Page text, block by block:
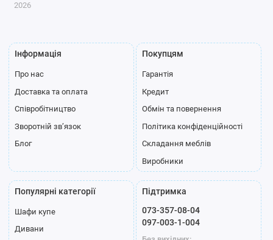
2026
Інформація
Про нас
Доставка та оплата
Співробітництво
Зворотній зв’язок
Блог
Покупцям
Гарантія
Кредит
Обмін та повернення
Політика конфіденційності
Складання меблів
Виробники
Популярні категорії
Шафи купе
Дивани
Підтримка
073-357-08-04
097-003-1-004